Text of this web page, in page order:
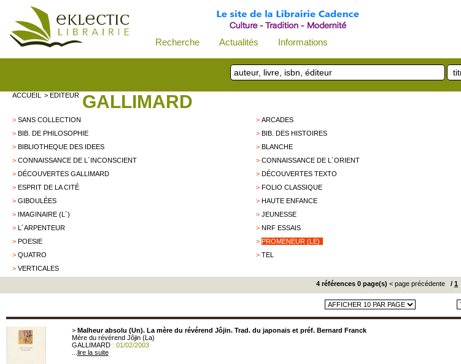
Recherche Actualités Informations
ACCUEIL > EDITEUR GALLIMARD
> SANS COLLECTION >ARCADES
> BIB. DE PHILOSOPHIE >BIB. DES HISTOIRES
> BIBLIOTHEQUE DES IDEES >BLANCHE
> CONNAISSANCE DE L´INCONSCIENT >CONNAISSANCE DE L´ORIENT
> DÉCOUVERTES GALLIMARD >DÉCOUVERTES TEXTO
> ESPRIT DE LA CITÉ >FOLIO CLASSIQUE
> GIBOULÉES >HAUTE ENFANCE
> IMAGINAIRE (L´) >JEUNESSE
> L´ARPENTEUR >NRF ESSAIS
> POESIE > PROMENEUR (LE)
> QUATRO >TEL
> VERTICALES
4 références 0 page(s) < page précédente / 1
> Malheur absolu (Un). La mère du révérend Jôjin. Trad. du japonais et préf. Bernard Franck
Mère du révérend Jôjin (La)
GALLIMARD: 01/02/2003
lire la suite